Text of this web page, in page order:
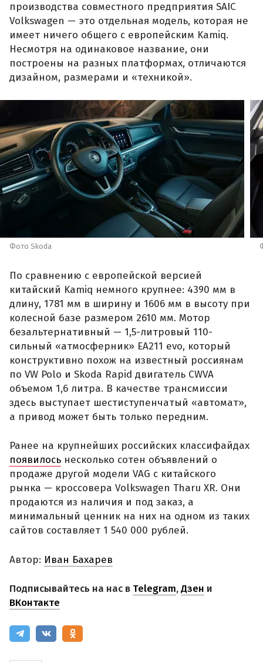
производства совместного предприятия SAIC
Volkswagen — это отдельная модель, которая не
имеет ничего общего с европейским Kamiq.
Несмотря на одинаковое название, они
построены на разных платформах, отличаются
дизайном, размерами и «техникой».
Фото Skoda
По сравнению с европейской версией
китайский Kamiq немного крупнее: 4390 мм в
длину, 1781 мм в ширину и 1606 мм в высоту при
колесной базе размером 2610 мм. Мотор
безальтернативный — 1,5-литровый 110-
сильный «атмосферник» ЕА211 evo, который
конструктивно похож на известный россиянам
по VW Polo и Skoda Rapid двигатель CWVA
объемом 1,6 литра. В качестве трансмиссии
здесь выступает шестиступенчатый «автомат»,
а привод может быть только передним.
Ранее на крупнейших российских классифайдах
появилось несколько сотен объявлений о
продаже другой модели VAG с китайского
рынка — кроссовера Volkswagen Tharu XR. Они
продаются из наличия и под заказ, а
минимальный ценник на них на одном из таких
сайтов составляет 1 540 000 рублей.
Автор: Иван Бахарев
Подписывайтесь на нас в Telegram,Дзен и
ВКонтакте